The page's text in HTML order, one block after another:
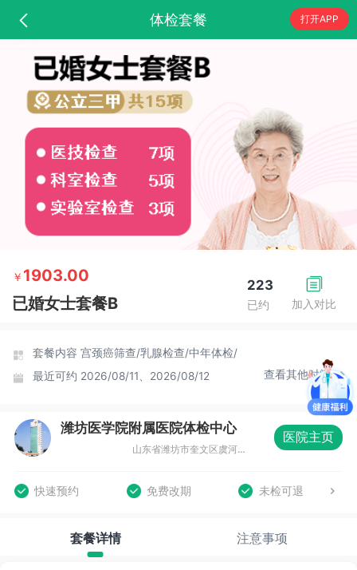
体检套餐 打开APP
加入对比
223
已约
￥ 1903.00
已婚女士套餐B
套餐内容 宫颈癌筛查/乳腺检查/中年体检/
最近可约 2026/08/11、2026/08/12 查看其他时间
潍坊医学院附属医院体检中心
山东省潍坊市奎文区虞河路2428号（潍坊医学院附属医院6号楼2楼）
医院主页
快速预约 免费改期 未检可退
套餐详情 注意事项